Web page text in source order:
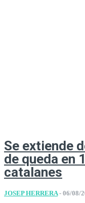
Se extiende
de queda en
catalanes
JOSEP HERRERA - 06/08/